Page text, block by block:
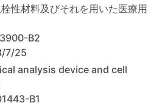
性材料及びそれを用いた医療用
B2
7/25
analysis device and cell
B1